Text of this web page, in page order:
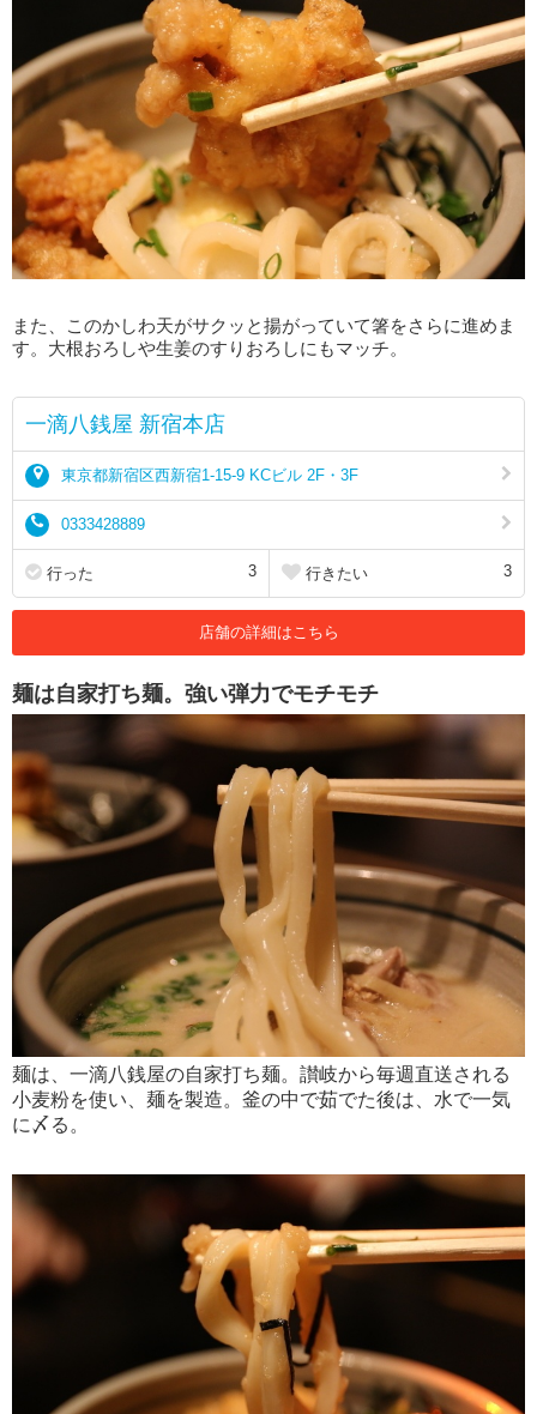
また、このかしわ天がサクッと揚がっていて箸をさらに進めま
す。大根おろしや生姜のすりおろしにもマッチ。
一滴八銭屋 新宿本店
東京都新宿区西新宿1-15-9 KCビル 2F・3F
0333428889
行った 3 行きたい 3
店舗の詳細はこちら
麺は自家打ち麺。強い弾力でモチモチ
麺は、一滴八銭屋の自家打ち麺。讃岐から毎週直送される
小麦粉を使い、麺を製造。釜の中で茹でた後は、水で一気
に〆る。